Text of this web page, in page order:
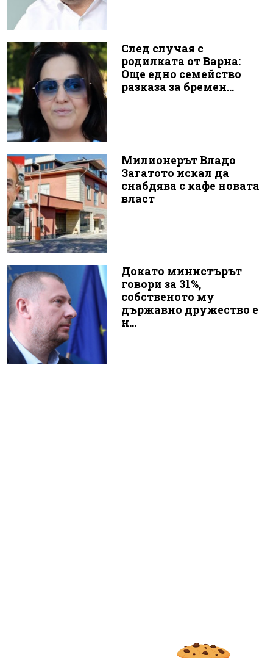
След случая с
родилката от Варна:
Още едно семейство
разказа за бремен...
Милионерът Владо
Загатото искал да
снабдява с кафе новата
власт
Докато министърът
говори за 31%,
собственото му
държавно дружество е
н...